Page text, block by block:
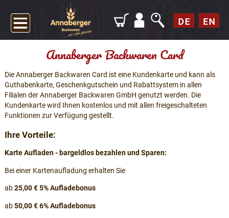
Annaberger Backwaren Card
Die Annaberger Backwaren Card ist eine Kundenkarte und kann als
Guthabenkarte, Geschenkgutschein und Rabattsystem in allen
Filialen der Annaberger Backwaren GmbH genutzt werden. Die
Kundenkarte wird Ihnen kostenlos und mit allen freigeschalteten
Funktionen zur Verfügung gestellt.
Ihre Vorteile:
Karte Aufladen - bargeldlos bezahlen und Sparen:
Bei einer Kartenaufladung erhalten Sie
ab25,00 € 5% Aufladebonus
ab50,00 € 6% Aufladebonus